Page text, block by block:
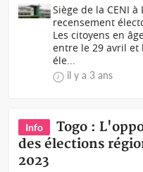
Siège de la CENI
recensement
Les citoyens en
entre le 29 avril et
éle...
il y a 3 ans
Info
Togo :
des élections
2023